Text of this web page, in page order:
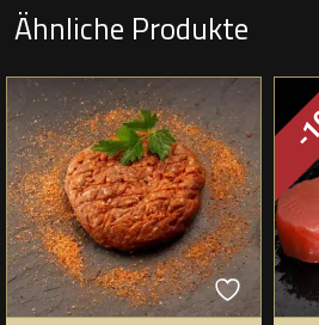
Ähnliche Produkte
-